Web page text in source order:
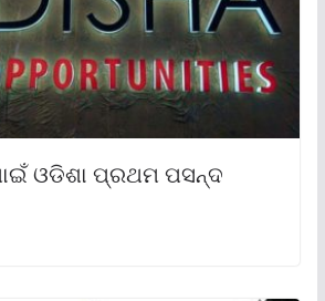
ଓଡିଶା ପ୍ରଥମ ପସନ୍ଦ